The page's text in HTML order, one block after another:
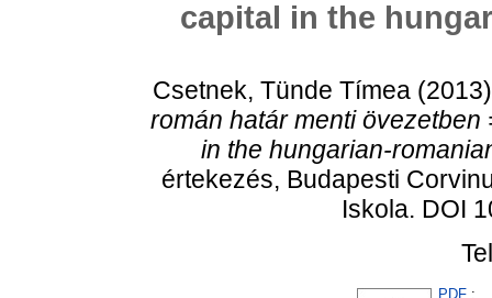
capital in the
Csetnek, Tünde Tímea
román határ menti
in the hungarian-
értekezés, Budapesti
Iskola. DOI
PDF: